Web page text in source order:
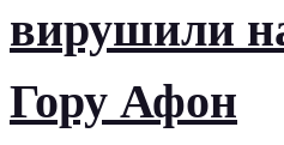
вирушили
Гору Афон